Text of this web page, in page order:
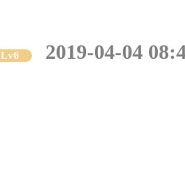
Lv6
2019-04-04